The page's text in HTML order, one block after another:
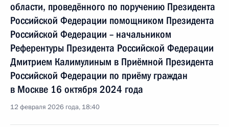
области, проведённого по поручению Президента
Российской Федерации помощником Президента
Российской Федерации – начальником
Референтуры Президента Российской Федерации
Дмитрием Калимулиным в Приёмной Президента
Российской Федерации по приёму граждан
в Москве 16 октября 2024 года
12 февраля 2026 года, 18:40